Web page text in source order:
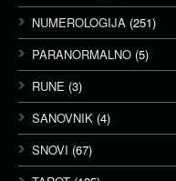
NUMEROLOGIJA (251)
PARANORMALNO (5)
RUNE (3)
SANOVNIK (4)
SNOVI (67)